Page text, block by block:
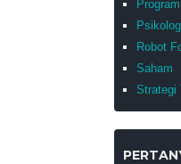
Robot
Saham
Strategi